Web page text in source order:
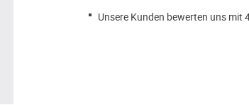
Unsere Kunden bewerten uns mit